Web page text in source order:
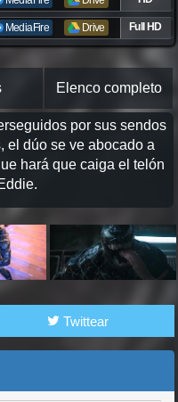
MediaFire Drive Full HD
Elenco completo
por sus sendos
el dúo se ve abocado a
hará que caiga el telón
Twittear